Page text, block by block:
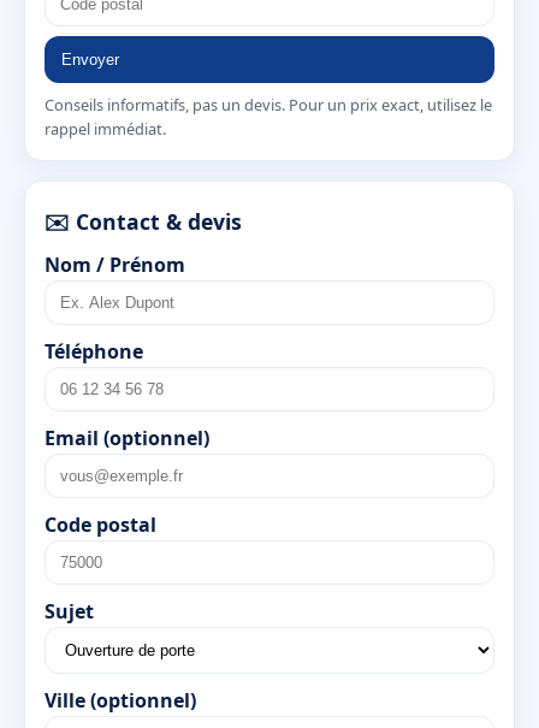
Envoyer
Conseils informatifs, pas un devis. Pour un prix exact, utilisez le
rappel immédiat.
✉️ Contact & devis
Nom / Prénom
Téléphone
Email (optionnel)
Code postal
Sujet
Ville (optionnel)